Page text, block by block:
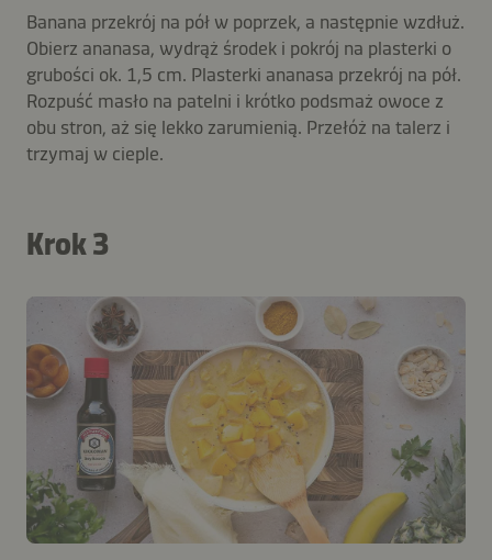
Banana przekrój na pół w poprzek, a następnie wzdłuż.
Obierz ananasa, wydrąż środek i pokrój na plasterki o
grubości ok. 1,5 cm. Plasterki ananasa przekrój na pół.
Rozpuść masło na patelni i krótko podsmaż owoce z
obu stron, aż się lekko zarumienią. Przełóż na talerz i
trzymaj w cieple.
Krok 3